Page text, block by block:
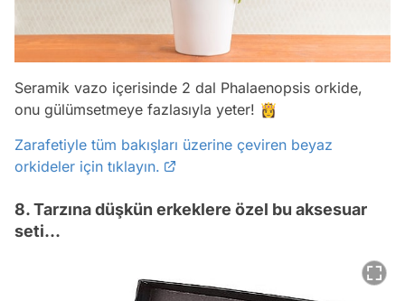
Seramik vazo içerisinde 2 dal Phalaenopsis orkide,
onu gülümsetmeye fazlasıyla yeter! 👸
Zarafetiyle tüm bakışları üzerine çeviren beyaz
orkideler için tıklayın.
8. Tarzına düşkün erkeklere özel bu aksesuar
seti...